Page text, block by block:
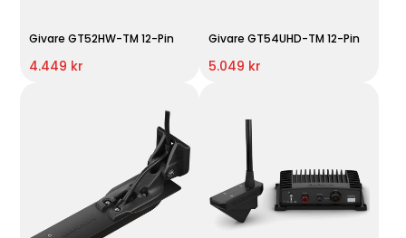
Givare GT52HW-TM 12-Pin
4.449 kr
Givare GT54UHD-TM 12-Pin
5.049 kr